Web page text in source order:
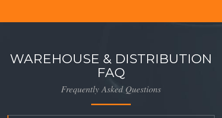
WAREHOUSE & DISTRIBUTION
FAQ
Frequently Asked Questions